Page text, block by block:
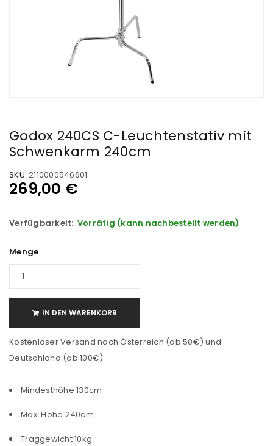
Godox 240CS C-Leuchtenstativ mit
Schwenkarm 240cm
SKU: 2110000546601
269,00 €
Verfügbarkeit: Vorrätig (kann nachbestellt werden)
Menge
IN DEN WARENKORB
Kostenloser Versand nach Österreich (ab 50€) und
Deutschland (ab 100€)
Mindesthöhe 130cm
Max. Höhe 240cm
Traggewicht 10kg